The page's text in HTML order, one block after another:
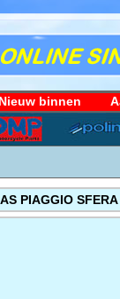
Nieuw binnen
PIAGGIO SFERA